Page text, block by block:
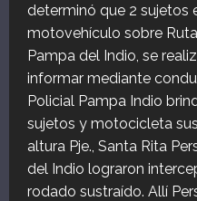
determinó que 2 sujetos
motovehículo sobre
Pampa del Indio, se
informar mediante
Policial Pampa Indio
sujetos y motocicleta
altura Pje., Santa Rita
del Indio lograron
rodado sustraído. Allí